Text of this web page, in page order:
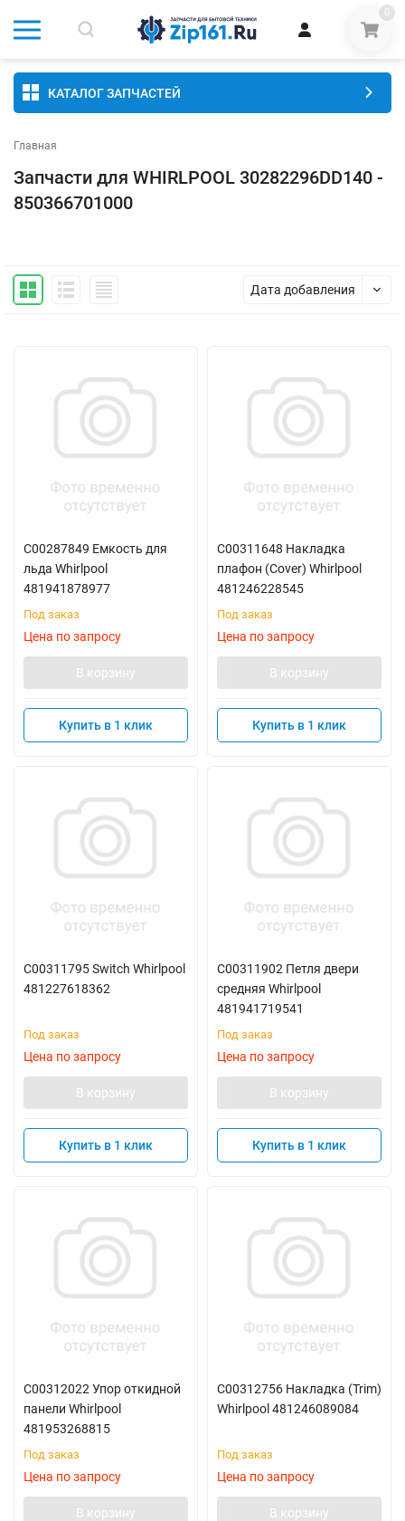
0
КАТАЛОГ ЗАПЧАСТЕЙ
Главная
Запчасти для WHIRLPOOL 30282296DD140 -
850366701000
Дата добавления
C00287849 Емкость для
льда Whirlpool
481941878977
Под заказ
Цена по запросу
В корзину
Купить в 1 клик
C00311648 Накладка
плафон (Cover) Whirlpool
481246228545
Под заказ
Цена по запросу
В корзину
Купить в 1 клик
C00311795 Switch Whirlpool
481227618362
Под заказ
Цена по запросу
В корзину
Купить в 1 клик
C00311902 Петля двери
средняя Whirlpool
481941719541
Под заказ
Цена по запросу
В корзину
Купить в 1 клик
C00312022 Упор откидной
панели Whirlpool
481953268815
Под заказ
Цена по запросу
В корзину
C00312756 Накладка (Trim)
Whirlpool 481246089084
Под заказ
Цена по запросу
В корзину